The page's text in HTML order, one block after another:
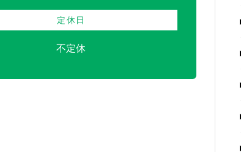
定休日
不定休